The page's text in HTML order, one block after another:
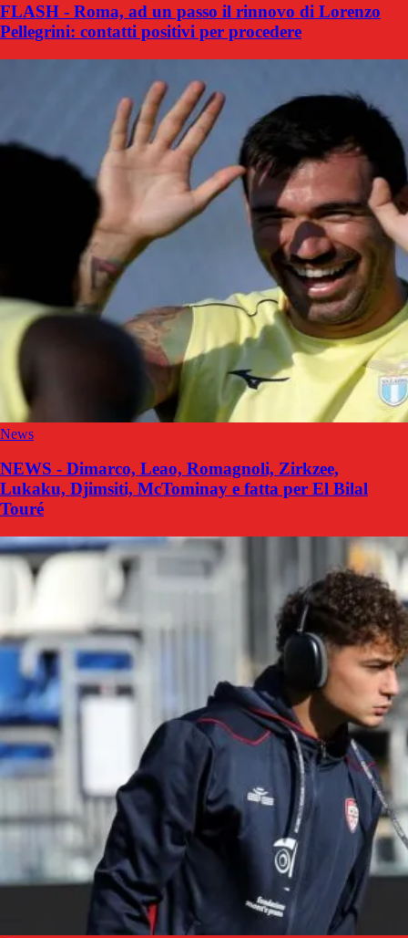
FLASH - Roma, ad un passo il rinnovo di Lorenzo
Pellegrini: contatti positivi per procedere
News
NEWS - Dimarco, Leao, Romagnoli, Zirkzee,
Lukaku, Djimsiti, McTominay e fatta per El Bilal
Touré